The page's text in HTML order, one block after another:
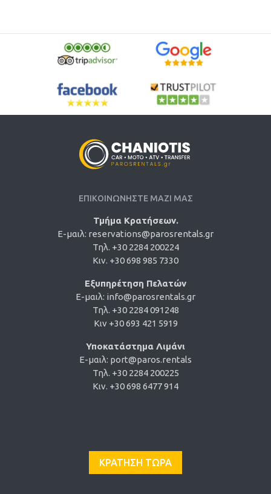
ΕΠΙΚΟΙΝΩΝΗΣΤΕ ΜΑΖΙ ΜΑΣ
Τμήμα Κρατήσεων.
E-μαιλ: reservations@parosrentals.gr
Τηλ. +30 2284 200224
Κιν. +30 698 985 7330
Εξυπηρέτηση Πελατών
E-μαιλ: info@parosrentals.gr
Τηλ. +30 2284 091248
Κιν +30 693 421 5919
Υποκατάστημα Λιμάνι
E-μαιλ: port@paros.rentals
Τηλ. +30 2284 200225
Κιν. +30 698 6477 914
ΚΡΑΤΗΣΗ ΤΩΡΑ